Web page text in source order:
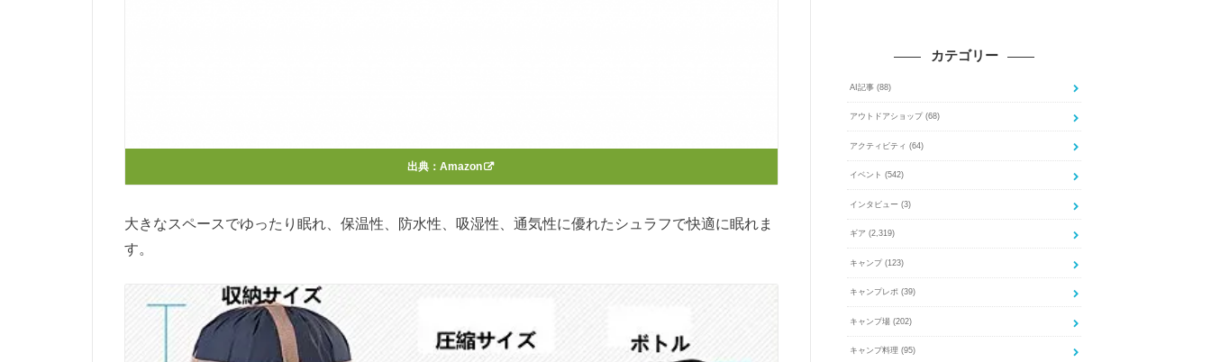
出典： Amazon
大きなスペースでゆったり眠れ、保温性、防水性、吸湿性、通気性に優れたシュラフで快適に眠れま
す。
カテゴリー
AI記事 (88)
アウトドアショップ (68)
アクティビティ (64)
イベント (542)
インタビュー (3)
ギア (2,319)
キャンプ (123)
キャンプレポ (39)
キャンプ場 (202)
キャンプ料理 (95)